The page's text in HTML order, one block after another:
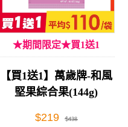
★期間限定★買1送1
【買1送1】萬歲牌-和風
堅果綜合果(144g)
$219 $438